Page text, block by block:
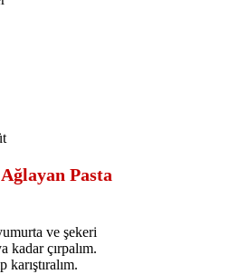
Pasta
ve şekeri
kadar çırpalım.
karıştıralım.